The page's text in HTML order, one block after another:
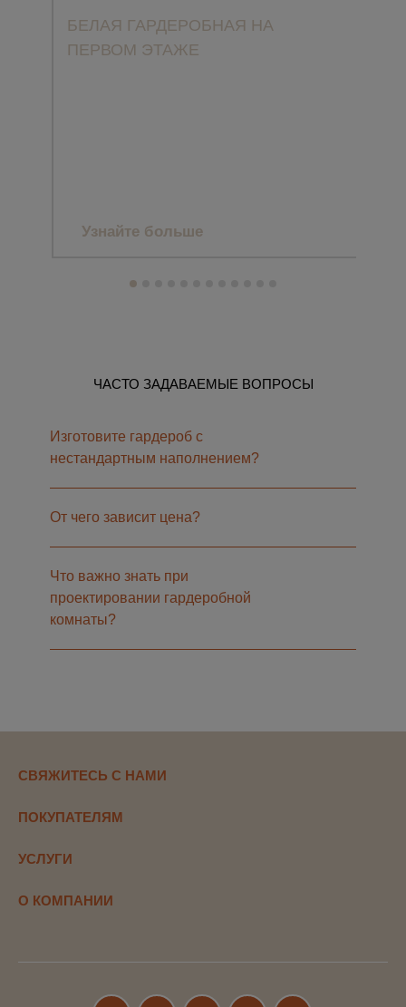
БЕЛАЯ ГАРДЕРОБНАЯ НА
ПЕРВОМ ЭТАЖЕ
Узнайте больше
ЧАСТО ЗАДАВАЕМЫЕ ВОПРОСЫ
Изготовите гардероб с
нестандартным наполнением?
От чего зависит цена?
Что важно знать при
проектировании гардеробной
комнаты?
СВЯЖИТЕСЬ С НАМИ
ПОКУПАТЕЛЯМ
УСЛУГИ
О КОМПАНИИ